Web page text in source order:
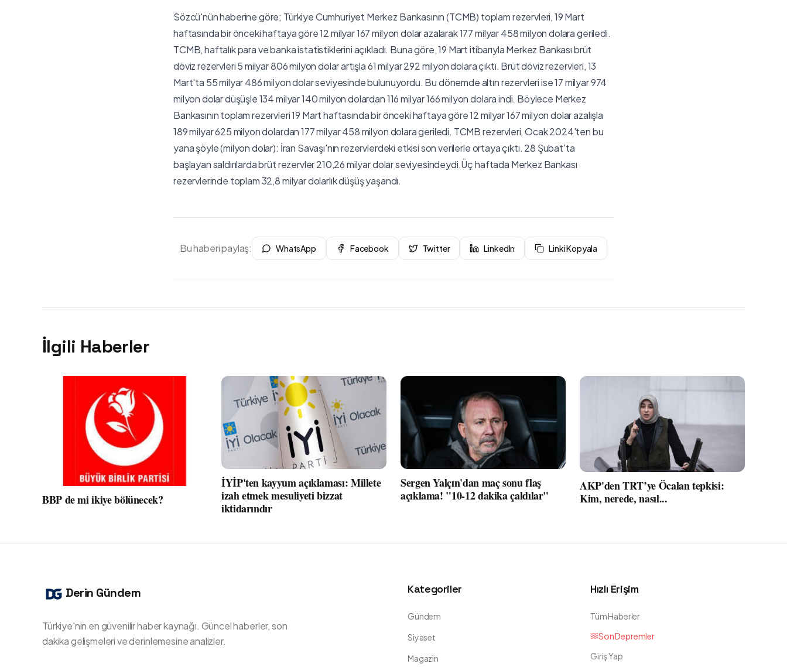
Sözcü'nün haberine göre; Türkiye Cumhuriyet Merkez Bankasının (TCMB) toplam rezervleri, 19 Mart
haftasında bir önceki haftaya göre 12 milyar 167 milyon dolar azalarak 177 milyar 458 milyon dolara geriledi.
TCMB, haftalık para ve banka istatistiklerini açıkladı. Buna göre, 19 Mart itibarıyla Merkez Bankası brüt
döviz rezervleri 5 milyar 806 milyon dolar artışla 61 milyar 292 milyon dolara çıktı. Brüt döviz rezervleri, 13
Mart'ta 55 milyar 486 milyon dolar seviyesinde bulunuyordu. Bu dönemde altın rezervleri ise 17 milyar 974
milyon dolar düşüşle 134 milyar 140 milyon dolardan 116 milyar 166 milyon dolara indi. Böylece Merkez
Bankasının toplam rezervleri 19 Mart haftasında bir önceki haftaya göre 12 milyar 167 milyon dolar azalışla
189 milyar 625 milyon dolardan 177 milyar 458 milyon dolara geriledi. TCMB rezervleri, Ocak 2024'ten bu
yana şöyle (milyon dolar): İran Savaşı'nın rezervlerdeki etkisi son verilerle ortaya çıktı. 28 Şubat'ta
başlayan saldırılarda brüt rezervler 210,26 milyar dolar seviyesindeydi.Üç haftada Merkez Bankası
rezervlerinde toplam 32,8 milyar dolarlık düşüş yaşandı.
Bu haberi paylaş: WhatsApp Facebook Twitter LinkedIn Linki Kopyala
İlgili Haberler
BBP de mi ikiye bölünecek?
İYİP'ten kayyum açıklaması: Millete
izah etmek mesuliyeti bizzat
iktidarındır
Sergen Yalçın'dan maç sonu flaş
açıklama! "10-12 dakika çaldılar"
AKP'den TRT’ye Öcalan tepkisi:
Kim, nerede, nasıl...
Derin Gündem
Türkiye'nin en güvenilir haber kaynağı. Güncel haberler, son
dakika gelişmeleri ve derinlemesine analizler.
Kategoriler
Gündem
Siyaset
Magazin
Hızlı Erişim
Tüm Haberler
Son Depremler
Giriş Yap